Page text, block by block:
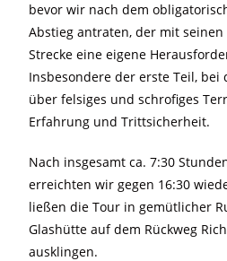
bevor wir nach dem
Abstieg antraten, der mit seinen
Strecke eine eigene
Insbesondere der erste Teil, bei
über felsiges und schrofiges
Erfahrung und Trittsicherheit.
Nach insgesamt ca. 7:30
erreichten wir gegen 16:30
ließen die Tour in gemütlicher
Glashütte auf dem Rückweg
ausklingen.